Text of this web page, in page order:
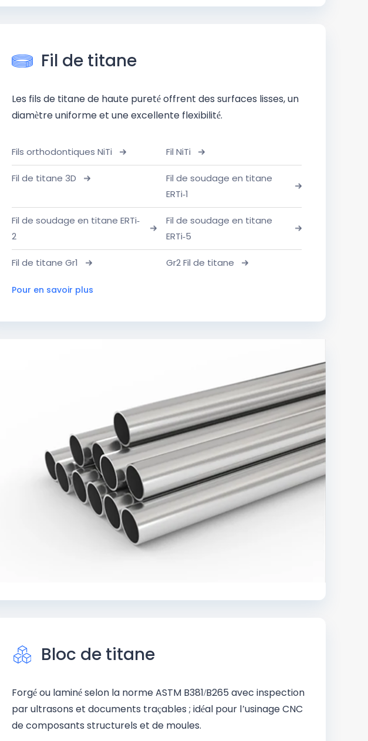
Fil de titane
Les fils de titane de haute pureté offrent des surfaces lisses, un
diamètre uniforme et une excellente flexibilité.
Fils orthodontiques NiTi Fil NiTi
Fil de titane 3D
Fil de soudage en titane
ERTi-1
Fil de soudage en titane ERTi-
2
Fil de soudage en titane
ERTi-5
Fil de titane Gr1 Gr2 Fil de titane
Pour en savoir plus
Bloc de titane
Forgé ou laminé selon la norme ASTM B381/B265 avec inspection
par ultrasons et documents traçables ; idéal pour l’usinage CNC
de composants structurels et de moules.